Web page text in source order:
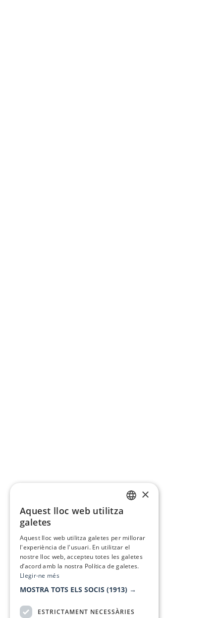
×
Aquest lloc web utilitza
galetes
Aquest lloc web utilitza galetes per millorar
l'experiència de l'usuari. En utilitzar el
nostre lloc web, accepteu totes les galetes
d’acord amb la nostra Política de galetes.
Llegir-ne més
MOSTRA TOTS ELS SOCIS (1913) →
ESTRICTAMENT NECESSÀRIES